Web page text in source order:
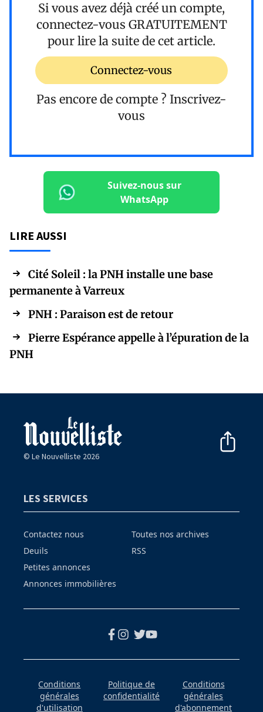
Si vous avez déjà créé un compte,
connectez-vous GRATUITEMENT
pour lire la suite de cet article.
Connectez-vous
Pas encore de compte ? Inscrivez-
vous
Suivez-nous sur
WhatsApp
LIRE AUSSI
Cité Soleil : la PNH installe une base
permanente à Varreux
PNH : Paraison est de retour
Pierre Espérance appelle à l’épuration de la
PNH
© Le Nouvelliste 2026
LES SERVICES
Contactez nous
Deuils
Petites annonces
Annonces immobilières
Toutes nos archives
RSS
Conditions
générales
d'utilisation
Politique de
confidentialité
Conditions
générales
d'abonnement